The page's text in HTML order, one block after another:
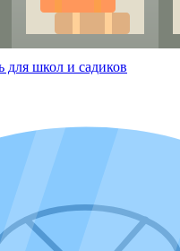
для школ и садиков